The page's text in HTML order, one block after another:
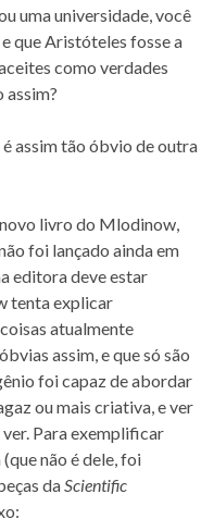
uma universidade, você
que Aristóteles fosse a
como verdades
assim?
assim tão óbvio de outra
livro do Mlodinow,
foi lançado ainda em
editora deve estar
tenta explicar
atualmente
assim, e que só são
foi capaz de abordar
ou mais criativa, e ver
Para exemplificar
não é dele, foi
daScientific